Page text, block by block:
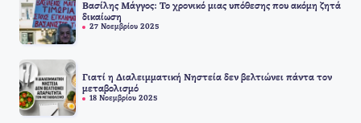
Βασίλης Μάγγος: Το χρονικό μιας υπόθεσης που ακόμη ζητά
δικαίωση
27 Νοεμβρίου 2025
Γιατί η Διαλειμματική Νηστεία δεν βελτιώνει πάντα τον
μεταβολισμό
18 Νοεμβρίου 2025